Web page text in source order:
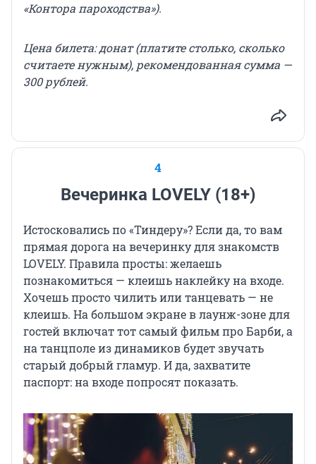
«Контора пароходства»).
Цена билета: донат (платите столько, сколько
считаете нужным), рекомендованная сумма —
300 рублей.
4
Вечеринка LOVELY (18+)
Истосковались по «Тиндеру»? Если да, то вам
прямая дорога на вечеринку для знакомств
LOVELY. Правила просты: желаешь
познакомиться — клеишь наклейку на входе.
Хочешь просто чилить или танцевать — не
клеишь. На большом экране в лаунж-зоне для
гостей включат тот самый фильм про Барби, а
на танцполе из динамиков будет звучать
старый добрый гламур. И да, захватите
паспорт: на входе попросят показать.